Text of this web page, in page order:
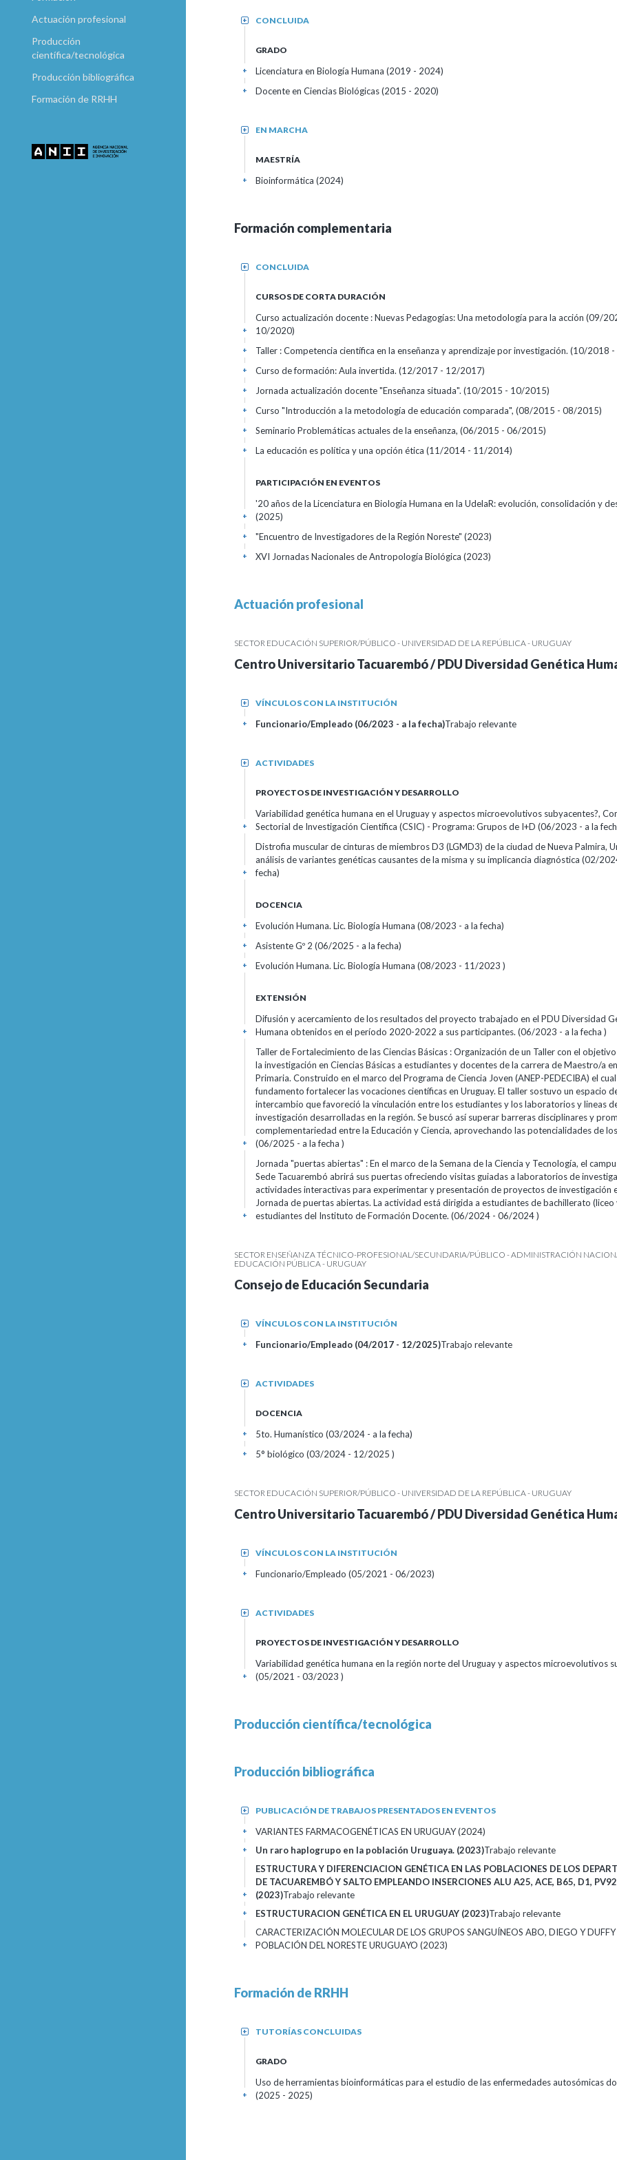
Actuación profesional
Producción
científica/tecnológica
Producción bibliográfica
Formación de RRHH
CONCLUIDA
+
GRADO
Licenciatura en Biología Humana (2019 - 2024)
+
Docente en Ciencias Biológicas (2015 - 2020)
+
EN MARCHA
+
MAESTRÍA
Bioinformática (2024)
+
Formación complementaria
CONCLUIDA
+
CURSOS DE CORTA DURACIÓN
Curso actualización docente : Nuevas Pedagogías: Una metodología para la acción (09/
10/2020)
+
Taller : Competencia científica en la enseñanza y aprendizaje por investigación. (10/2018
+
Curso de formación: Aula invertida. (12/2017 - 12/2017)
+
Jornada actualización docente "Enseñanza situada". (10/2015 - 10/2015)
+
Curso "Introducción a la metodología de educación comparada", (08/2015 - 08/2015)
+
Seminario Problemáticas actuales de la enseñanza, (06/2015 - 06/2015)
+
La educación es política y una opción ética (11/2014 - 11/2014)
+
PARTICIPACIÓN EN EVENTOS
'20 años de la Licenciatura en Biología Humana en la UdelaR: evolución, consolidación y
(2025)
+
"Encuentro de Investigadores de la Región Noreste" (2023)
+
XVI Jornadas Nacionales de Antropología Biológica (2023)
+
Actuación profesional
SECTOR EDUCACIÓN SUPERIOR/PÚBLICO - UNIVERSIDAD DE LA REPÚBLICA - URUGUAY
Centro Universitario Tacuarembó / PDU Diversidad Genética
VÍNCULOS CON LA INSTITUCIÓN
+
Funcionario/Empleado (06/2023 - a la fecha)Trabajo relevante
+
ACTIVIDADES
+
PROYECTOS DE INVESTIGACIÓN Y DESARROLLO
Variabilidad genética humana en el Uruguay y aspectos microevolutivos subyacentes?,
Sectorial de Investigación Científica (CSIC) - Programa: Grupos de I+D (06/2023 - a la
+
Distrofia muscular de cinturas de miembros D3 (LGMD3) de la ciudad de Nueva Palmira,
análisis de variantes genéticas causantes de la misma y su implicancia diagnóstica (02/
fecha)
+
DOCENCIA
Evolución Humana. Lic. Biología Humana (08/2023 - a la fecha)
+
Asistente Gº 2 (06/2025 - a la fecha)
+
Evolución Humana. Lic. Biología Humana (08/2023 - 11/2023 )
+
EXTENSIÓN
Difusión y acercamiento de los resultados del proyecto trabajado en el PDU Diversidad
Humana obtenidos en el período 2020-2022 a sus participantes. (06/2023 - a la fecha )
+
Taller de Fortalecimiento de las Ciencias Básicas : Organización de un Taller con el
la investigación en Ciencias Básicas a estudiantes y docentes de la carrera de Maestro/a
Primaria. Construido en el marco del Programa de Ciencia Joven (ANEP-PEDECIBA) el
fundamento fortalecer las vocaciones científicas en Uruguay. El taller sostuvo un espacio
intercambio que favoreció la vinculación entre los estudiantes y los laboratorios y lineas
investigación desarrolladas en la región. Se buscó así superar barreras disciplinares y
complementariedad entre la Educación y Ciencia, aprovechando las potencialidades de
(06/2025 - a la fecha )
+
Jornada "puertas abiertas" : En el marco de la Semana de la Ciencia y Tecnología, el
Sede Tacuarembó abrirá sus puertas ofreciendo visitas guiadas a laboratorios de
actividades interactivas para experimentar y presentación de proyectos de investigación
Jornada de puertas abiertas. La actividad está dirigida a estudiantes de bachillerato (liceo
estudiantes del Instituto de Formación Docente. (06/2024 - 06/2024 )
+
SECTOR ENSEÑANZA TÉCNICO-PROFESIONAL/SECUNDARIA/PÚBLICO - ADMINISTRACIÓN
EDUCACIÓN PÚBLICA - URUGUAY
Consejo de Educación Secundaria
VÍNCULOS CON LA INSTITUCIÓN
+
Funcionario/Empleado (04/2017 - 12/2025)Trabajo relevante
+
ACTIVIDADES
+
DOCENCIA
5to. Humanístico (03/2024 - a la fecha)
+
5° biológico (03/2024 - 12/2025 )
+
SECTOR EDUCACIÓN SUPERIOR/PÚBLICO - UNIVERSIDAD DE LA REPÚBLICA - URUGUAY
Centro Universitario Tacuarembó / PDU Diversidad Genética
VÍNCULOS CON LA INSTITUCIÓN
+
Funcionario/Empleado (05/2021 - 06/2023)
+
ACTIVIDADES
+
PROYECTOS DE INVESTIGACIÓN Y DESARROLLO
Variabilidad genética humana en la región norte del Uruguay y aspectos microevolutivos
(05/2021 - 03/2023 )
+
Producción científica/tecnológica
Producción bibliográfica
PUBLICACIÓN DE TRABAJOS PRESENTADOS EN EVENTOS
+
VARIANTES FARMACOGENÉTICAS EN URUGUAY (2024)
+
Un raro haplogrupo en la población Uruguaya. (2023)Trabajo relevante
+
ESTRUCTURA Y DIFERENCIACION GENÉTICA EN LAS POBLACIONES DE LOS
DE TACUAREMBÓ Y SALTO EMPLEANDO INSERCIONES ALU A25, ACE, B65, D1,
(2023)Trabajo relevante
+
ESTRUCTURACION GENÉTICA EN EL URUGUAY (2023)Trabajo relevante
+
CARACTERIZACIÓN MOLECULAR DE LOS GRUPOS SANGUÍNEOS ABO, DIEGO Y DUFFY
POBLACIÓN DEL NORESTE URUGUAYO (2023)
+
Formación de RRHH
TUTORÍAS CONCLUIDAS
+
GRADO
Uso de herramientas bioinformáticas para el estudio de las enfermedades autosómicas
(2025 - 2025)
+